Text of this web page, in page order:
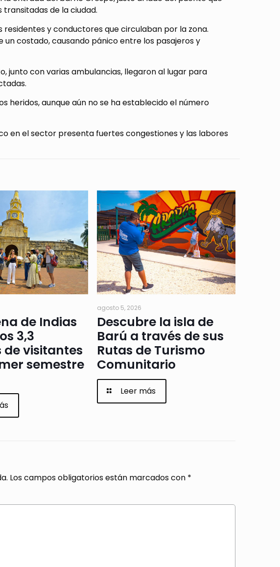
de la ciudad.
y conductores que circulaban por la zona.
costado, causando pánico entre los pasajeros y
junto con varias ambulancias, llegaron al lugar para
heridos, aunque aún no se ha establecido el número
en el sector presenta fuertes congestiones y las labores
de Indias
3,3
de visitantes
semestre
agosto 5, 2026
Descubre la isla de
Barú a través de sus
Rutas de Turismo
Comunitario
Leer más
Los campos obligatorios están marcados con *